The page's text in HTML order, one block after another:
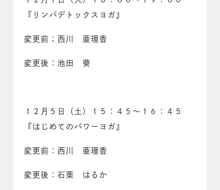
『リンパデトックスヨガ』
変更前；西川 亜理香
変更後：池田 葵
１２月５日（土）１５：４５～１６：４５
『はじめてのパワーヨガ』
変更前：西川 亜理香
変更後：石栗 はるか